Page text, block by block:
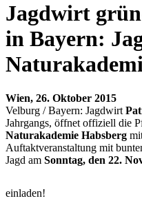
Jagdwirt
in Bayern:
Wien, 26. Oktober 2015
Velburg / Bayern: Jagdwirt
Jahrgangs, öffnet offiziell die
Naturakademie Habsberg
Auftaktveranstaltung mit
Jagd am Sonntag, den 22.
einladen!